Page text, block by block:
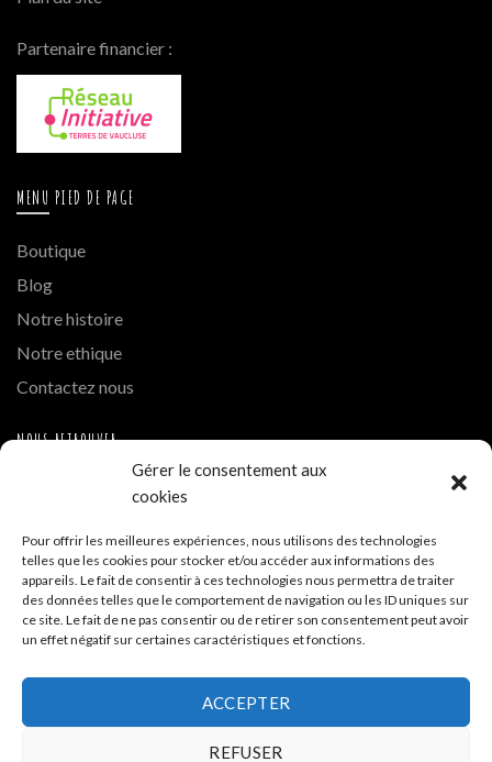
Gérer le consentement aux
cookies
Pour offrir les meilleures expériences, nous utilisons des technologies
telles que les cookies pour stocker et/ou accéder aux informations des
appareils. Le fait de consentir à ces technologies nous permettra de traiter
des données telles que le comportement de navigation ou les ID uniques sur
ce site. Le fait de ne pas consentir ou de retirer son consentement peut avoir
un effet négatif sur certaines caractéristiques et fonctions.
ACCEPTER
REFUSER
Partenaire financier :
MENU PIED DE PAGE
Boutique
Blog
Notre histoire
Notre ethique
Contactez nous
NOUS RETROUVER
A PROPOS DE LA BOUTIQUE
Hue Cocotte - Boutique de vente en ligne
Siège - 35 allée de la Tramontane ZA La Cigalière 84250
Le Thor